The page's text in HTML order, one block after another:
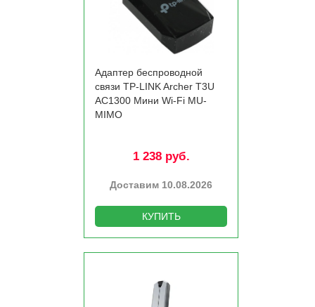
Адаптер беспроводной
связи TP-LINK Archer T3U
AC1300 Мини Wi-Fi MU-
MIMO
1 238 руб.
Доставим 10.08.2026
КУПИТЬ